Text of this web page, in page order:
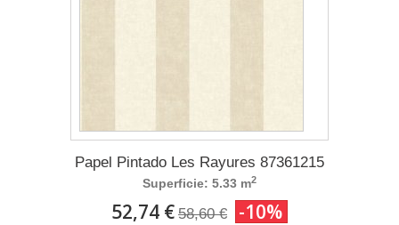
Papel Pintado Les Rayures 87361215
Superficie: 5.33 m2
52,74 € 58,60 € -10%